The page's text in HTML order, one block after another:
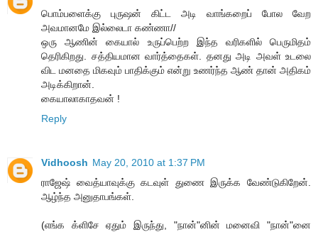
பொம்பளைக்கு புருஷன் கிட்ட அடி வாங்கறைப் போல வேற
அவமானமே இல்லைடா கண்ணா//
ஒரு ஆணின் கையால் உருப்பெற்ற இந்த வரிகளில் பெருமிதம்
தெரிகிறது. சத்தியமான வார்த்தைகள். தனது அடி அவள் உடலை
விட மனதை மிகவும் பாதிக்கும் என்று உணர்ந்த ஆண் தான் அதிகம்
அடிக்கிறான்.
கையாலாகாதவன் !
Reply
Vidhoosh May 20, 2010 at 1:37 PM
ராஜேஷ் வைத்யாவுக்கு கடவுள் துணை இருக்க வேண்டுகிறேன்.
ஆழ்ந்த அனுதாபங்கள்.
(எங்க க்ளிசே ஏதும் இருந்து, "நான்"னின் மனைவி "நான்"னை